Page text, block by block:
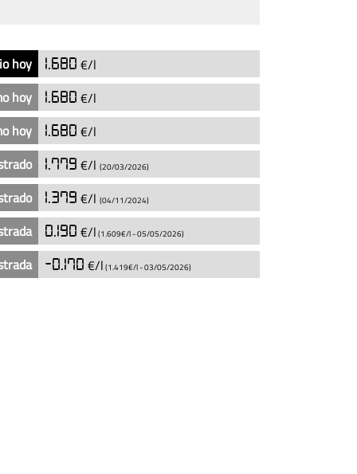
hoy 1.680 €/l
hoy
1.680 €/l
hoy
1.680 €/l
1.779 €/l (20/03/2026)
1.379 €/l (04/11/2024)
0.190 €/l (1.609€/l -05/05/2026)
-0.170 €/l (1.419€/l -03/05/2026)